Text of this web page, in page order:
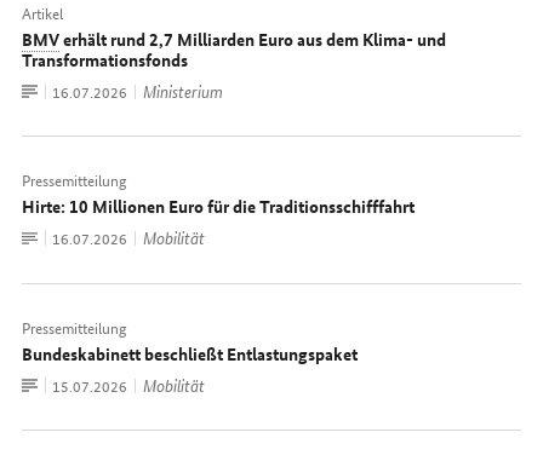
Artikel
BMVerhält rund 2,7 Milliarden Euro aus dem Klima- und
Transformationsfonds
Zum
Dokument
Datum:
16.07.2026 Ministerium
Pressemitteilung
Hirte: 10 Millionen Euro für die Traditionsschifffahrt
Zum
Dokument
Datum:
16.07.2026 Mobilität
Pressemitteilung
Bundeskabinett beschließt Entlastungspaket
Zum
Dokument
Datum:
15.07.2026 Mobilität